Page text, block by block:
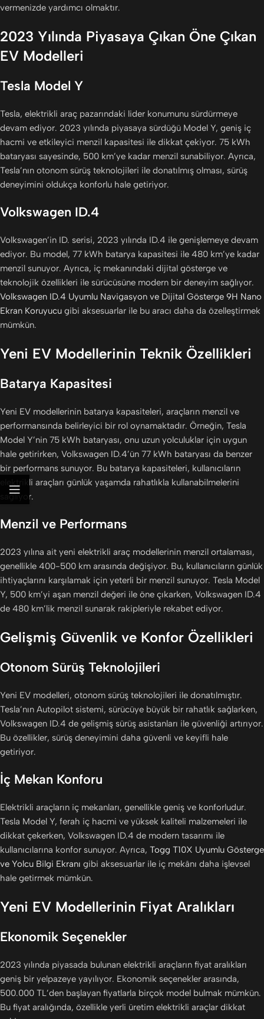
vermenizde yardımcı olmaktır.
2023 Yılında Piyasaya Çıkan Öne Çıkan
EV Modelleri
Tesla Model Y
Tesla, elektrikli araç pazarındaki lider konumunu sürdürmeye
devam ediyor. 2023 yılında piyasaya sürdüğü Model Y, geniş iç
hacmi ve etkileyici menzil kapasitesi ile dikkat çekiyor. 75 kWh
bataryası sayesinde, 500 km’ye kadar menzil sunabiliyor. Ayrıca,
Tesla’nın otonom sürüş teknolojileri ile donatılmış olması, sürüş
deneyimini oldukça konforlu hale getiriyor.
Volkswagen ID.4
Volkswagen’in ID. serisi, 2023 yılında ID.4 ile genişlemeye devam
ediyor. Bu model, 77 kWh batarya kapasitesi ile 480 km’ye kadar
menzil sunuyor. Ayrıca, iç mekanındaki dijital gösterge ve
teknolojik özellikleri ile sürücüsüne modern bir deneyim sağlıyor.
Volkswagen ID.4 Uyumlu Navigasyon ve Dijital Gösterge 9H Nano
Ekran Koruyucu gibi aksesuarlar ile bu aracı daha da özelleştirmek
mümkün.
Yeni EV Modellerinin Teknik Özellikleri
Batarya Kapasitesi
Yeni EV modellerinin batarya kapasiteleri, araçların menzil ve
performansında belirleyici bir rol oynamaktadır. Örneğin, Tesla
Model Y’nin 75 kWh bataryası, onu uzun yolculuklar için uygun
hale getirirken, Volkswagen ID.4’ün 77 kWh bataryası da benzer
bir performans sunuyor. Bu batarya kapasiteleri, kullanıcıların
elektrikli araçları günlük yaşamda rahatlıkla kullanabilmelerini
sağlıyor.
Menzil ve Performans
2023 yılına ait yeni elektrikli araç modellerinin menzil ortalaması,
genellikle 400-500 km arasında değişiyor. Bu, kullanıcıların günlük
ihtiyaçlarını karşılamak için yeterli bir menzil sunuyor. Tesla Model
Y, 500 km’yi aşan menzil değeri ile öne çıkarken, Volkswagen ID.4
de 480 km’lik menzil sunarak rakipleriyle rekabet ediyor.
Gelişmiş Güvenlik ve Konfor Özellikleri
Otonom Sürüş Teknolojileri
Yeni EV modelleri, otonom sürüş teknolojileri ile donatılmıştır.
Tesla’nın Autopilot sistemi, sürücüye büyük bir rahatlık sağlarken,
Volkswagen ID.4 de gelişmiş sürüş asistanları ile güvenliği artırıyor.
Bu özellikler, sürüş deneyimini daha güvenli ve keyifli hale
getiriyor.
İç Mekan Konforu
Elektrikli araçların iç mekanları, genellikle geniş ve konforludur.
Tesla Model Y, ferah iç hacmi ve yüksek kaliteli malzemeleri ile
dikkat çekerken, Volkswagen ID.4 de modern tasarımı ile
kullanıcılarına konfor sunuyor. Ayrıca, Togg T10X Uyumlu Gösterge
ve Yolcu Bilgi Ekranı gibi aksesuarlar ile iç mekânı daha işlevsel
hale getirmek mümkün.
Yeni EV Modellerinin Fiyat Aralıkları
Ekonomik Seçenekler
2023 yılında piyasada bulunan elektrikli araçların fiyat aralıkları
geniş bir yelpazeye yayılıyor. Ekonomik seçenekler arasında,
500.000 TL’den başlayan fiyatlarla birçok model bulmak mümkün.
Bu fiyat aralığında, özellikle yerli üretim elektrikli araçlar dikkat